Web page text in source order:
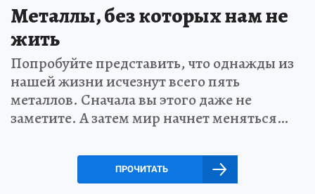
Металлы, без которых нам не
жить
Попробуйте представить, что однажды из
нашей жизни исчезнут всего пять
металлов. Сначала вы этого даже не
заметите. А затем мир начнет меняться…
ПРОЧИТАТЬ